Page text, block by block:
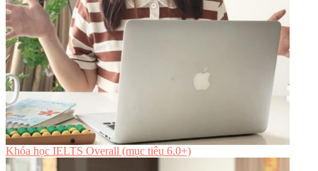
Khóa học IELTS Overall (mục tiêu 6.0+)